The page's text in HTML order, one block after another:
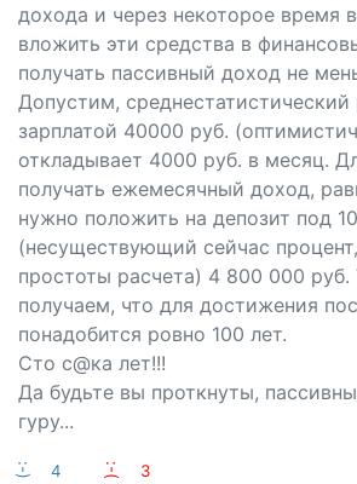
дохода и через некоторое время
вложить эти средства в
получать пассивный доход не
Допустим, среднестатистический
зарплатой 40000 руб.
откладывает 4000 руб. в месяц.
получать ежемесячный доход,
нужно положить на депозит под
(несуществующий сейчас
простоты расчета) 4 800 000
получаем, что для достижения
понадобится ровно 100 лет.
Сто с@ка лет!!!
Да будьте вы проткнуты,
гуру...
:-) 4 :-( 3